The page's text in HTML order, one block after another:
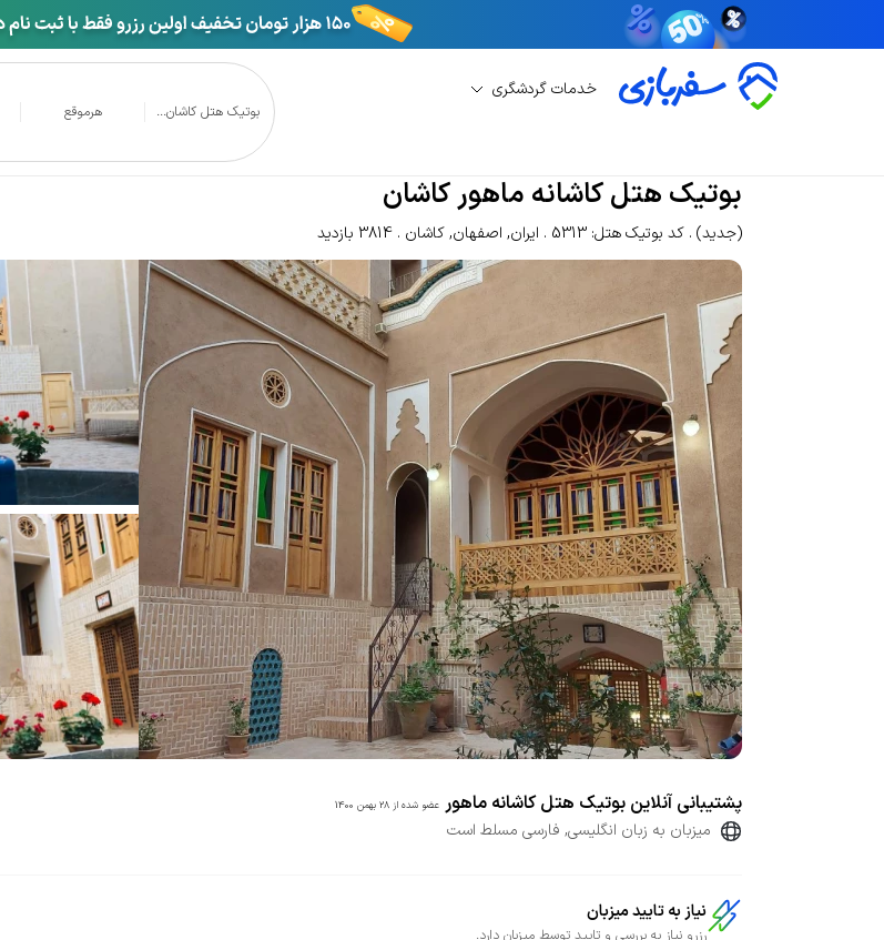
خدمات گردشگری
بوتیک هتل کاشان... هرموقع
بوتیک هتل کاشانه ماهور کاشان
بوتیک هتل کاشانه ماهور کاشان
(جدید) کد بوتیک هتل: 5313 ایران, اصفهان,کاشان 3814 بازدید
پشتیبانی آنلاین بوتیک هتل کاشانه ماهور عضو شده از 28 بهمن 1400
میزبان به زبان انگلیسی, فارسی مسلط است
نیاز به تایید میزبان
رزرو نیاز به بررسی و تایید توسط میزبان دارد.